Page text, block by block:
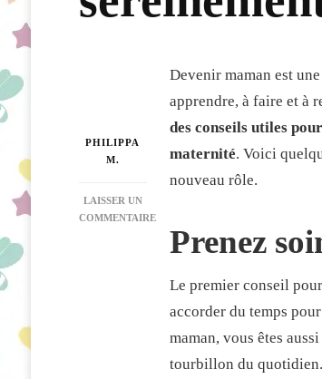
PHILIPPA
M.
LAISSER UN
COMMENTAIRE
Devenir maman est une
apprendre, à faire et à
des conseils utiles
maternité. Voici
nouveau rôle.
Prenez
Le premier conseil
accorder du temps
maman, vous êtes
tourbillon du